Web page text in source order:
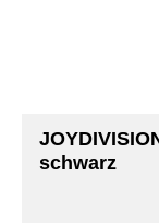
schwarz